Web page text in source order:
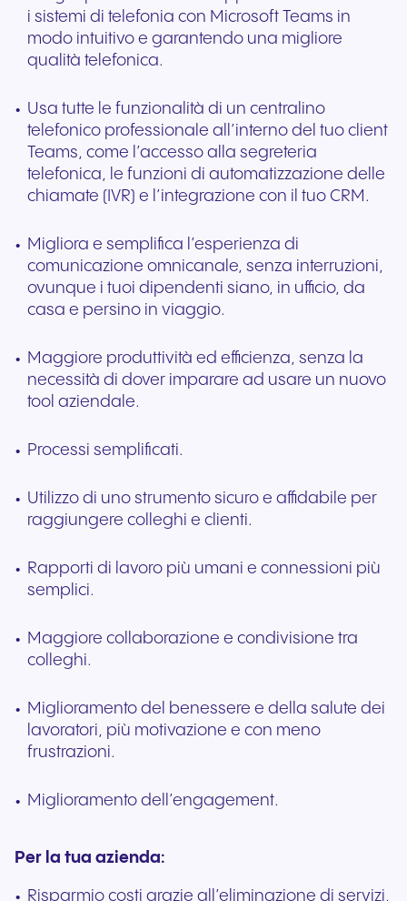
i sistemi di telefonia con Microsoft Teams in
modo intuitivo e garantendo una migliore
qualità telefonica.
Usa tutte le funzionalità di un centralino
telefonico professionale all’interno del tuo client
Teams, come l’accesso alla segreteria
telefonica, le funzioni di automatizzazione delle
chiamate (IVR) e l’integrazione con il tuo CRM.
Migliora e semplifica l’esperienza di
comunicazione omnicanale, senza interruzioni,
ovunque i tuoi dipendenti siano, in ufficio, da
casa e persino in viaggio.
Maggiore produttività ed efficienza, senza la
necessità di dover imparare ad usare un nuovo
tool aziendale.
Processi semplificati.
Utilizzo di uno strumento sicuro e affidabile per
raggiungere colleghi e clienti.
Rapporti di lavoro più umani e connessioni più
semplici.
Maggiore collaborazione e condivisione tra
colleghi.
Miglioramento del benessere e della salute dei
lavoratori, più motivazione e con meno
frustrazioni.
Miglioramento dell’engagement.
Per la tua azienda:
Risparmio costi grazie all’eliminazione di servizi,